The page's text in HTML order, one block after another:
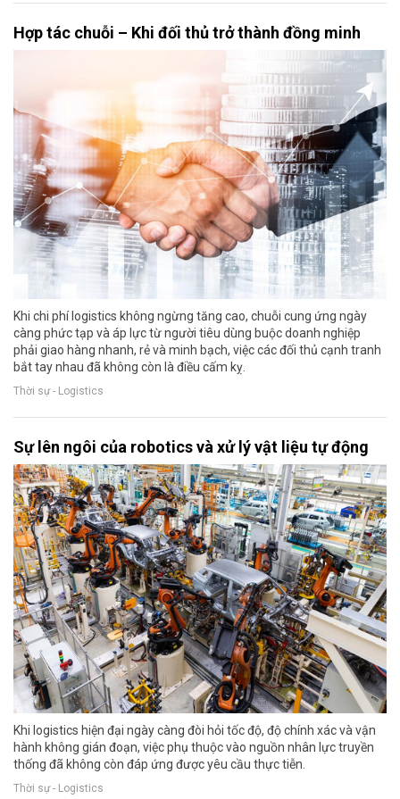
Hợp tác chuỗi – Khi đối thủ trở thành đồng minh
Khi chi phí logistics không ngừng tăng cao, chuỗi cung ứng ngày
càng phức tạp và áp lực từ người tiêu dùng buộc doanh nghiệp
phải giao hàng nhanh, rẻ và minh bạch, việc các đối thủ cạnh tranh
bắt tay nhau đã không còn là điều cấm kỵ.
Thời sự - Logistics
Sự lên ngôi của robotics và xử lý vật liệu tự động
Khi logistics hiện đại ngày càng đòi hỏi tốc độ, độ chính xác và vận
hành không gián đoạn, việc phụ thuộc vào nguồn nhân lực truyền
thống đã không còn đáp ứng được yêu cầu thực tiễn.
Thời sự - Logistics